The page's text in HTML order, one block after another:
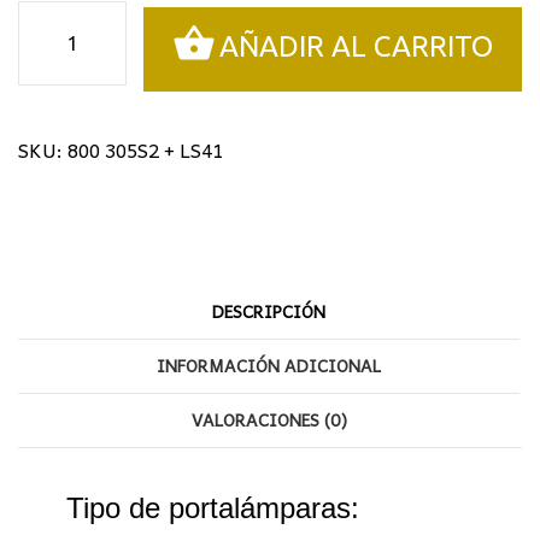
tiffany
flores
AÑADIR AL CARRITO
SKU: 800 305S2 + LS41
DESCRIPCIÓN
INFORMACIÓN ADICIONAL
VALORACIONES (0)
Tipo de portalámparas: